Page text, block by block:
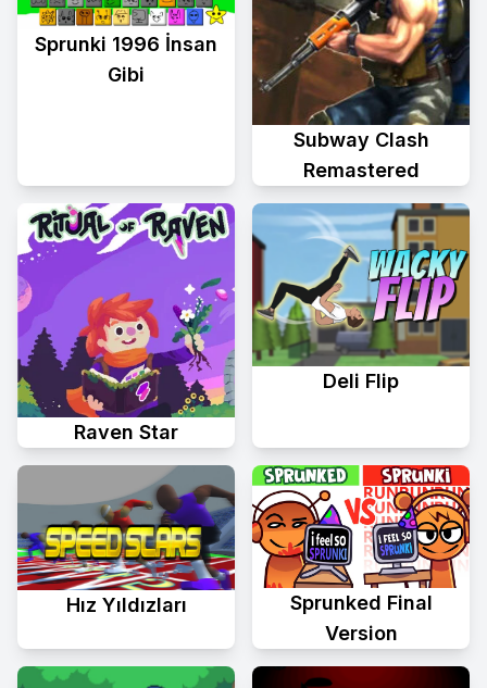
Sprunki 1996 İnsan
Gibi
Subway Clash
Remastered
Raven Star
Deli Flip
Hız Yıldızları
Sprunked Final
Version